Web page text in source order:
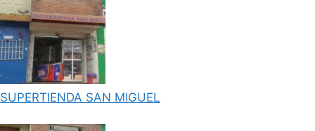
SUPERTIENDA SAN MIGUEL